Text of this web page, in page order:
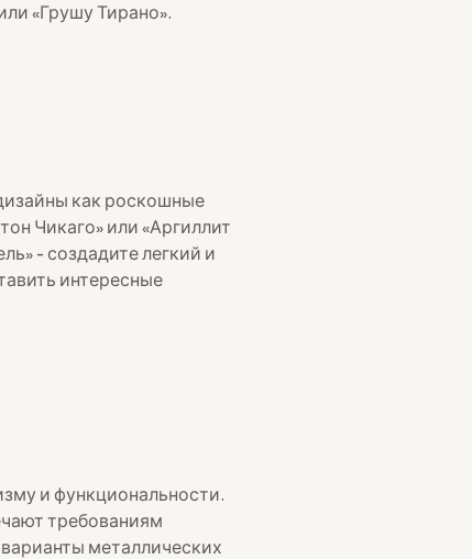
«Грушу Тирано».
как роскошные
Чикаго» или «Аргиллит
- создадите легкий и
интересные
и функциональности.
требованиям
металлических